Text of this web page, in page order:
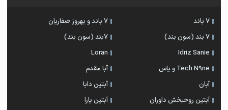
7 باند
7 باند و بهروز صفاریان
7 بند (سون بند)
۷بند (سون بند)
Idriz Sanie
Loran
Tech N9ne و یاس
آبا مقدم
آبان
آبتین دابا
آبتین روحبخش داوران
آبتین یارا